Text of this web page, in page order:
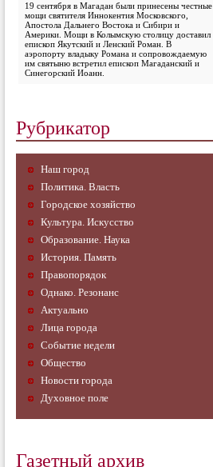
19 сентября в Магадан были принесены честные
мощи святителя Иннокентия Московского,
Апостола Дальнего Востока и Сибири и
Америки. Мощи в Колымскую столицу доставил
епископ Якутский и Ленский Роман. В
аэропорту владыку Романа и сопровождаемую
им святыню встретил епископ Магаданский и
Синегорский Иоанн.
Рубрикатор
Наш город
Политика. Власть
Городское хозяйство
Культура. Искусство
Образование. Наука
История. Память
Правопорядок
Однако. Резонанс
Актуально
Лица города
Событие недели
Общество
Новости города
Духовное поле
Газетный архив